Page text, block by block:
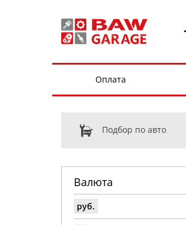
Оплата
Подбор по авто
Валюта
руб.